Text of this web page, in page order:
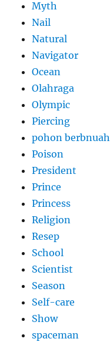
Myth
Nail
Natural
Navigator
Ocean
Olahraga
Olympic
Piercing
pohon berbnuah
Poison
President
Prince
Princess
Religion
Resep
School
Scientist
Season
Self-care
Show
spaceman